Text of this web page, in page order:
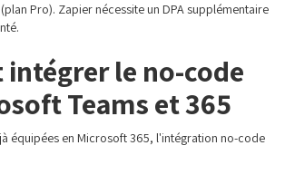
Pro). Zapier nécessite un DPA supplémentaire
le no-code
Teams et 365
équipées en Microsoft 365, l'intégration no-code